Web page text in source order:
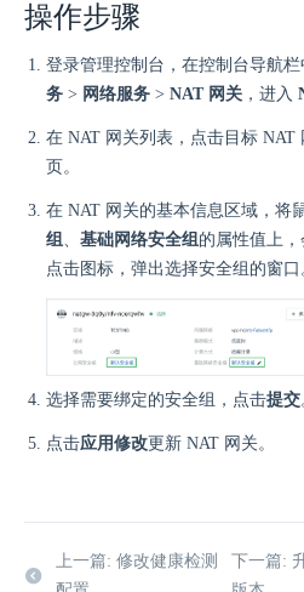
操作步骤
登录管理控制台，在控制台导航
务 > 网络服务 > NAT 网关 ，进入
在 NAT 网关列表，点击目标 NAT
页。
在 NAT 网关的基本信息区域，将
组、 基础网络安全组的属性值上
点击图标，弹出选择安全组的窗口
选择需要绑定的安全组，点击提交
点击应用修改更新 NAT 网关。
上一篇: 修改健康检测
下一篇: